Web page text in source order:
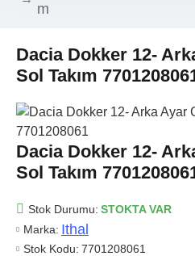
m
Dacia Dokker 12-
Sol Takım
Dacia Dokker 12-
Sol Takım
Stok Durumu: STOKTA VAR
Marka: Ithal
Stok Kodu: 7701208061